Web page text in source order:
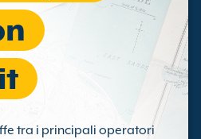
tra i principali operatori